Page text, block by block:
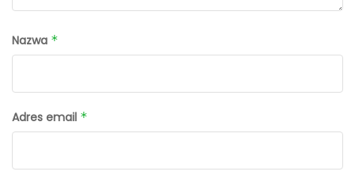
Nazwa *
Adres email *